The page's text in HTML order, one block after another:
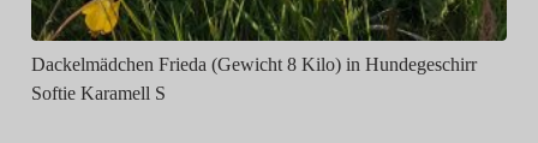
Dackelmädchen Frieda (Gewicht 8 Kilo) in Hundegeschirr
Softie Karamell S